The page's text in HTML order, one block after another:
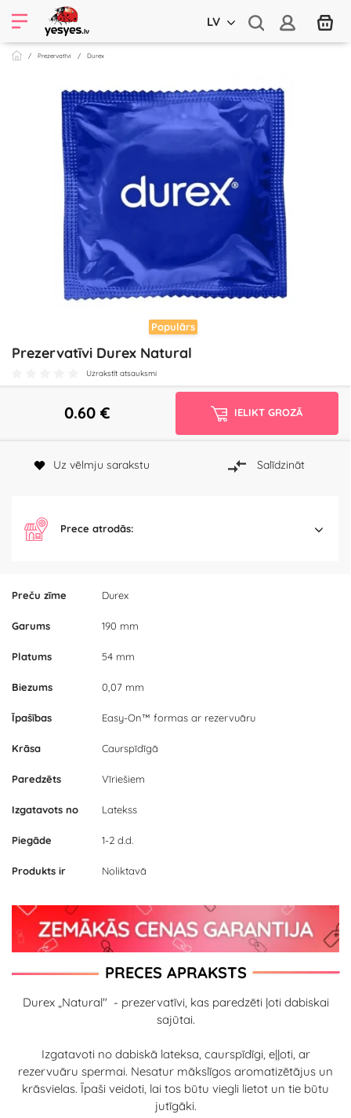
LV
Prezervatīvi Durex
Populārs
Prezervatīvi Durex Natural
Uzrakstīt atsauksmi
Preču zīme Durex
Garums 190 mm
Platums 54 mm
Biezums 0,07 mm
Īpašības Easy-On™ formas ar rezervuāru
Krāsa Caurspīdīgā
Paredzēts Vīriešiem
Izgatavots no Latekss
Piegāde 1-2 d.d.
Produkts ir Noliktavā
0.60 € IELIKT GROZĀ
Uz vēlmju sarakstu Salīdzināt
Prece atrodās:
PRECES APRAKSTS
Durex „Natural" - prezervatīvi, kas paredzēti ļoti dabiskai
sajūtai.
Izgatavoti no dabiskā lateksa, caurspīdīgi, eļļoti, ar
rezervuāru spermai. Nesatur mākslīgos aromatizētājus un
krāsvielas. Īpaši veidoti, lai tos būtu viegli lietot un tie būtu
jutīgāki.